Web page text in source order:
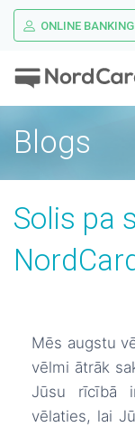
ONLINE BANKING
Blogs
Solis pa
Mēs augstu
vēlmi ātrāk
Jūsu rīcībā
vēlaties, lai